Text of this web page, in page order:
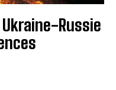
Russie